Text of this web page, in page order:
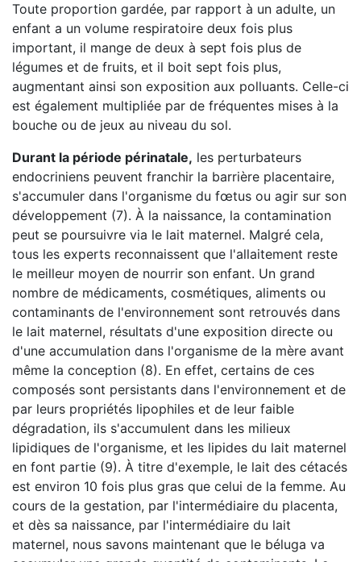
Toute proportion gardée, par rapport à un adulte, un
enfant a un volume respiratoire deux fois plus
important, il mange de deux à sept fois plus de
légumes et de fruits, et il boit sept fois plus,
augmentant ainsi son exposition aux polluants. Celle-ci
est également multipliée par de fréquentes mises à la
bouche ou de jeux au niveau du sol.
Durant la période périnatale, les perturbateurs
endocriniens peuvent franchir la barrière placentaire,
s'accumuler dans l'organisme du fœtus ou agir sur son
développement (7). À la naissance, la contamination
peut se poursuivre via le lait maternel. Malgré cela,
tous les experts reconnaissent que l'allaitement reste
le meilleur moyen de nourrir son enfant. Un grand
nombre de médicaments, cosmétiques, aliments ou
contaminants de l'environnement sont retrouvés dans
le lait maternel, résultats d'une exposition directe ou
d'une accumulation dans l'organisme de la mère avant
même la conception (8). En effet, certains de ces
composés sont persistants dans l'environnement et de
par leurs propriétés lipophiles et de leur faible
dégradation, ils s'accumulent dans les milieux
lipidiques de l'organisme, et les lipides du lait maternel
en font partie (9). À titre d'exemple, le lait des cétacés
est environ 10 fois plus gras que celui de la femme. Au
cours de la gestation, par l'intermédiaire du placenta,
et dès sa naissance, par l'intermédiaire du lait
maternel, nous savons maintenant que le béluga va